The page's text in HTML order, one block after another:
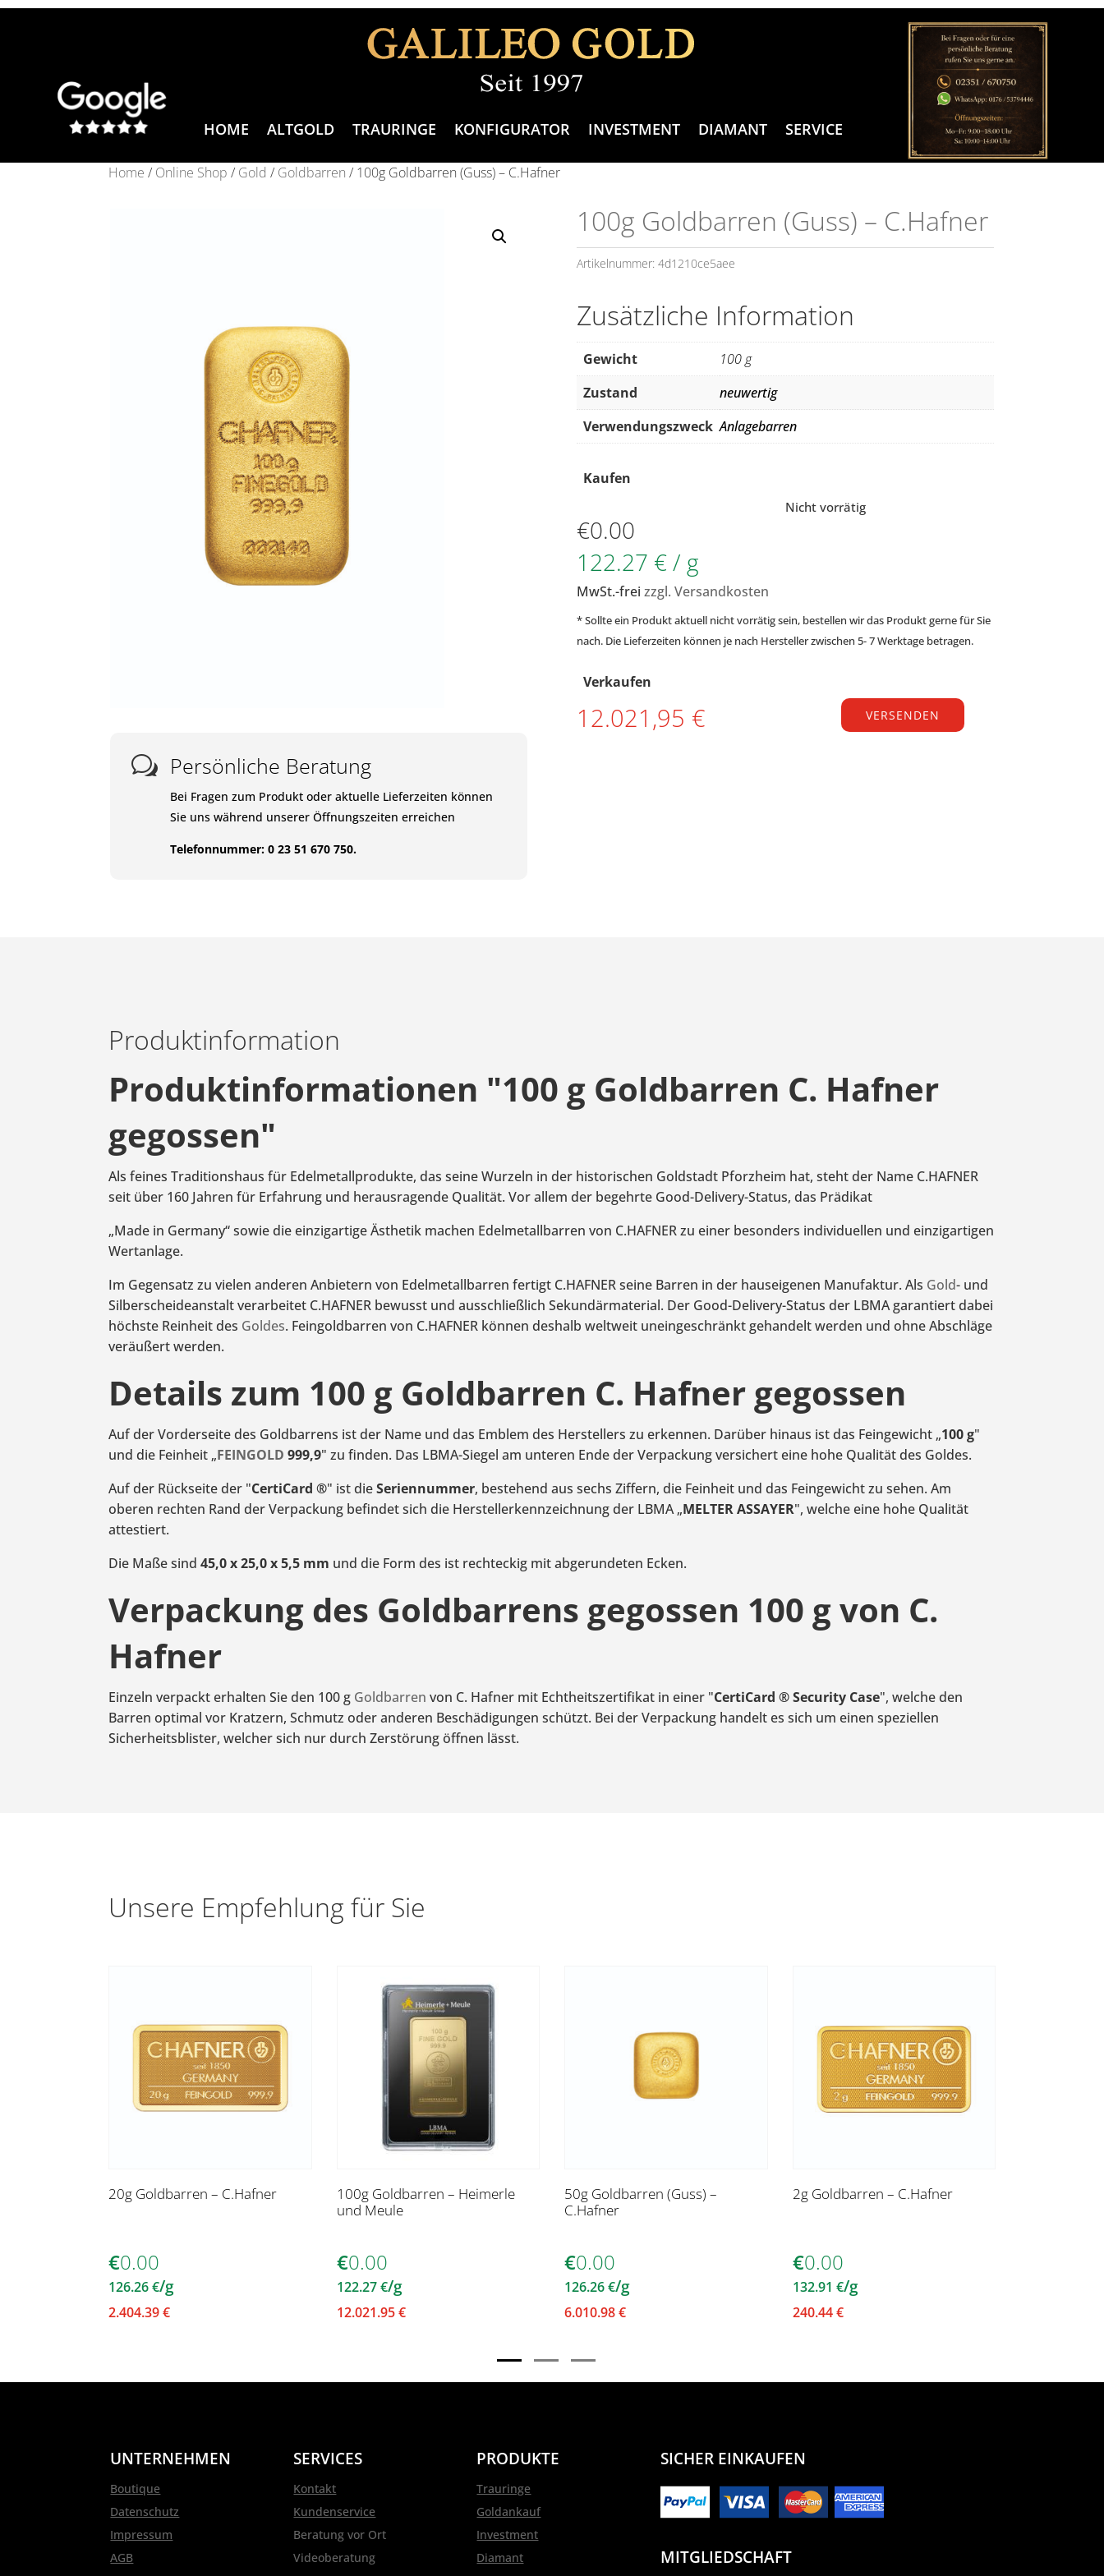
HOME ALTGOLD TRAURINGE KONFIGURATOR INVESTMENT DIAMANT SERVICE
Home / Online Shop / Gold / Goldbarren / 100g Goldbarren (Guss) – C.Hafner
w Persönliche Beratung
Bei Fragen zum Produkt oder aktuelle Lieferzeiten können
Sie uns während unserer Öffnungszeiten erreichen
Telefonnummer: 0 23 51 670 750.
100g Goldbarren (Guss) – C.Hafner
Artikelnummer: 4d1210ce5aee
Zusätzliche Information
Gewicht
100 g
Zustand
neuwertig
Verwendungszweck Anlagebarren
Kaufen
€0.00
122.27 € / g
MwSt.-frei zzgl. Versandkosten
Nicht vorrätig
* Sollte ein Produkt aktuell nicht vorrätig sein, bestellen wir das Produkt gerne für Sie
nach. Die Lieferzeiten können je nach Hersteller zwischen 5- 7 Werktage betragen.
Verkaufen
12.021,95 € VERSENDEN
Produktinformation
Produktinformationen "100 g Goldbarren C. Hafner
gegossen"
Als feines Traditionshaus für Edelmetallprodukte, das seine Wurzeln in der historischen Goldstadt Pforzheim hat, steht der Name C.HAFNER
seit über 160 Jahren für Erfahrung und herausragende Qualität. Vor allem der begehrte Good-Delivery-Status, das Prädikat
„Made in Germany“ sowie die einzigartige Ästhetik machen Edelmetallbarren von C.HAFNER zu einer besonders individuellen und einzigartigen
Wertanlage.
Im Gegensatz zu vielen anderen Anbietern von Edelmetallbarren fertigt C.HAFNER seine Barren in der hauseigenen Manufaktur. Als Gold- und
Silberscheideanstalt verarbeitet C.HAFNER bewusst und ausschließlich Sekundärmaterial. Der Good-Delivery-Status der LBMA garantiert dabei
höchste Reinheit des Goldes. Feingoldbarren von C.HAFNER können deshalb weltweit uneingeschränkt gehandelt werden und ohne Abschläge
veräußert werden.
Details zum 100 g Goldbarren C. Hafner gegossen
Auf der Vorderseite des Goldbarrens ist der Name und das Emblem des Herstellers zu erkennen. Darüber hinaus ist das Feingewicht „100 g"
und die Feinheit „FEINGOLD 999,9" zu finden. Das LBMA-Siegel am unteren Ende der Verpackung versichert eine hohe Qualität des Goldes.
Auf der Rückseite der "CertiCard ®" ist dieSeriennummer, bestehend aus sechs Ziffern, die Feinheit und das Feingewicht zu sehen. Am
oberen rechten Rand der Verpackung befindet sich die Herstellerkennzeichnung der LBMA „MELTER ASSAYER", welche eine hohe Qualität
attestiert.
Die Maße sind 45,0 x 25,0 x 5,5 mm und die Form des ist rechteckig mit abgerundeten Ecken.
Verpackung des Goldbarrens gegossen 100 g von C.
Hafner
Einzeln verpackt erhalten Sie den 100 g Goldbarren von C. Hafner mit Echtheitszertifikat in einer "CertiCard ® Security Case", welche den
Barren optimal vor Kratzern, Schmutz oder anderen Beschädigungen schützt. Bei der Verpackung handelt es sich um einen speziellen
Sicherheitsblister, welcher sich nur durch Zerstörung öffnen lässt.
Unsere Empfehlung für Sie
20g Goldbarren – C.Hafner
€0.00
126.26€/g
2.404.39€
100g Goldbarren – Heimerle
und Meule
€0.00
122.27€/g
12.021.95€
50g Goldbarren (Guss) –
C.Hafner
€0.00
126.26€/g
6.010.98€
2g Goldbarren – C.Hafner
€0.00
132.91 €/g
240.44€
UNTERNEHMEN
Boutique
Datenschutz
Impressum
AGB
SERVICES
Kontakt
Kundenservice
Beratung vor Ort
Videoberatung
PRODUKTE
Trauringe
Goldankauf
Investment
Diamant
SICHER EINKAUFEN
MITGLIEDSCHAFT